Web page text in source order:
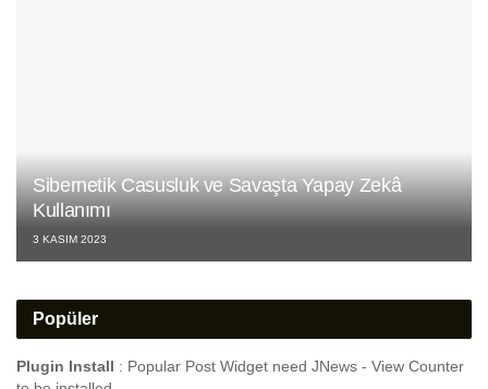
Sibernetik Casusluk ve Savaşta Yapay Zekâ
Kullanımı
3 KASIM 2023
Popüler
Plugin Install : Popular Post Widget need JNews - View Counter